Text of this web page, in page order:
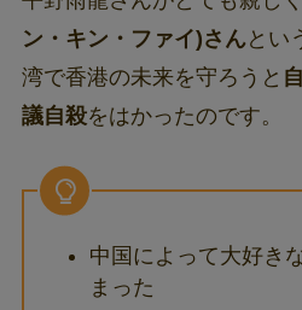
ン・キン・ファイ)さんとい
湾で香港の未来を守ろうと
議自殺をはかったのです。
中国によって大好き
まった